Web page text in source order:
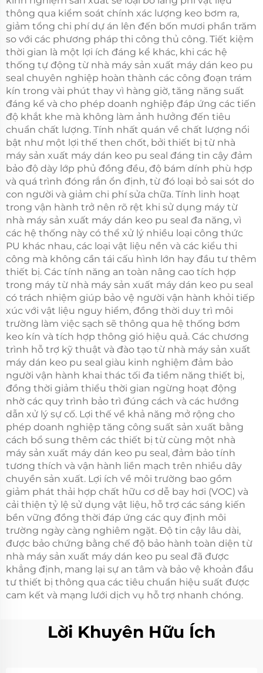
thông qua kiểm soát chính xác lượng keo bơm ra,
giảm tổng chi phí dự án lên đến bốn mươi phần trăm
so với các phương pháp thi công thủ công. Tiết kiệm
thời gian là một lợi ích đáng kể khác, khi các hệ
thống tự động từ nhà máy sản xuất máy dán keo pu
seal chuyên nghiệp hoàn thành các công đoạn trám
kín trong vài phút thay vì hàng giờ, tăng năng suất
đáng kể và cho phép doanh nghiệp đáp ứng các tiến
độ khắt khe mà không làm ảnh hưởng đến tiêu
chuẩn chất lượng. Tính nhất quán về chất lượng nổi
bật như một lợi thế then chốt, bởi thiết bị từ nhà
máy sản xuất máy dán keo pu seal đáng tin cậy đảm
bảo độ dày lớp phủ đồng đều, độ bám dính phù hợp
và quá trình đóng rắn ổn định, từ đó loại bỏ sai sót do
con người và giảm chi phí sửa chữa. Tính linh hoạt
trong vận hành trở nên rõ rệt khi sử dụng máy từ
nhà máy sản xuất máy dán keo pu seal đa năng, vì
các hệ thống này có thể xử lý nhiều loại công thức
PU khác nhau, các loại vật liệu nền và các kiểu thi
công mà không cần tái cấu hình lớn hay đầu tư thêm
thiết bị. Các tính năng an toàn nâng cao tích hợp
trong máy từ nhà máy sản xuất máy dán keo pu seal
có trách nhiệm giúp bảo vệ người vận hành khỏi tiếp
xúc với vật liệu nguy hiểm, đồng thời duy trì môi
trường làm việc sạch sẽ thông qua hệ thống bơm
keo kín và tích hợp thông gió hiệu quả. Các chương
trình hỗ trợ kỹ thuật và đào tạo từ nhà máy sản xuất
máy dán keo pu seal giàu kinh nghiệm đảm bảo
người vận hành khai thác tối đa tiềm năng thiết bị,
đồng thời giảm thiểu thời gian ngừng hoạt động
nhờ các quy trình bảo trì đúng cách và các hướng
dẫn xử lý sự cố. Lợi thế về khả năng mở rộng cho
phép doanh nghiệp tăng công suất sản xuất bằng
cách bổ sung thêm các thiết bị từ cùng một nhà
máy sản xuất máy dán keo pu seal, đảm bảo tính
tương thích và vận hành liền mạch trên nhiều dây
chuyền sản xuất. Lợi ích về môi trường bao gồm
giảm phát thải hợp chất hữu cơ dễ bay hơi (VOC) và
cải thiện tỷ lệ sử dụng vật liệu, hỗ trợ các sáng kiến
bền vững đồng thời đáp ứng các quy định môi
trường ngày càng nghiêm ngặt. Độ tin cậy lâu dài,
được bảo chứng bằng chế độ bảo hành toàn diện từ
nhà máy sản xuất máy dán keo pu seal đã được
khẳng định, mang lại sự an tâm và bảo vệ khoản đầu
tư thiết bị thông qua các tiêu chuẩn hiệu suất được
cam kết và mạng lưới dịch vụ hỗ trợ nhanh chóng.
Lời Khuyên Hữu Ích